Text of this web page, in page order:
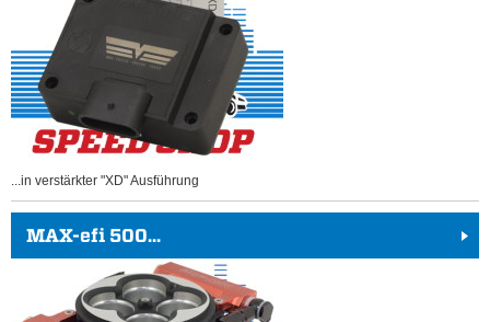
...in verstärkter "XD" Ausführung
MAX-efi 500...